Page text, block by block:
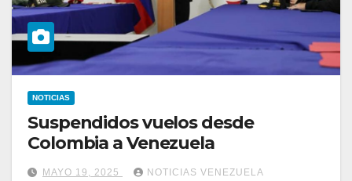
NOTICIAS
Suspendidos vuelos desde
Colombia a Venezuela
MAYO 19, 2025 NOTICIAS VENEZUELA